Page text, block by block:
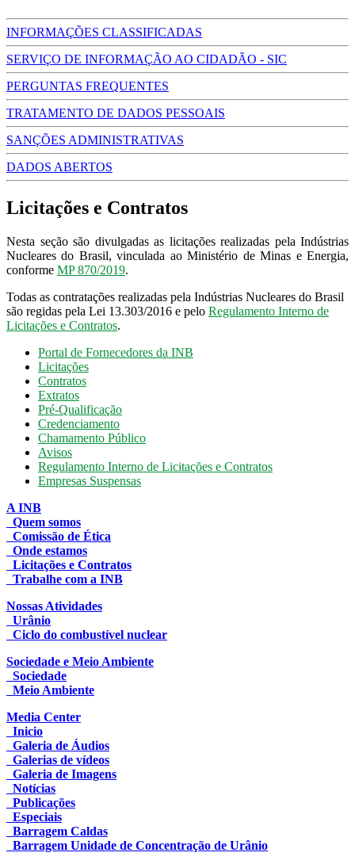
INFORMAÇÕES CLASSIFICADAS
SERVIÇO DE INFORMAÇÃO AO CIDADÃO - SIC
PERGUNTAS FREQUENTES
TRATAMENTO DE DADOS PESSOAIS
SANÇÕES ADMINISTRATIVAS
DADOS ABERTOS
Licitações e Contratos
Nesta seção são divulgadas as licitações realizadas pela Indústrias
Nucleares do Brasil, vinculada ao Ministério de Minas e Energia,
conforme MP 870/2019.
Todas as contratações realizadas pela Indústrias Nucleares do Brasil
são regidas pela Lei 13.303/2016 e pelo Regulamento Interno de
Licitações e Contratos.
Portal de Fornecedores da INB
Licitações
Contratos
Extratos
Pré-Qualificação
Credenciamento
Chamamento Público
Avisos
Regulamento Interno de Licitações e Contratos
Empresas Suspensas
A INB
Quem somos
Comissão de Ética
Onde estamos
Licitações e Contratos
Trabalhe com a INB
Nossas Atividades
Urânio
Ciclo do combustível nuclear
Sociedade e Meio Ambiente
Sociedade
Meio Ambiente
Media Center
Inicio
Galeria de Áudios
Galerias de vídeos
Galeria de Imagens
Notícias
Publicações
Especiais
Barragem Caldas
Barragem Unidade de Concentração de Urânio